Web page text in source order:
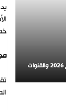
موعد مباراة إنجلترا وكرواتيا في كأس العالم 2026 والقنوات